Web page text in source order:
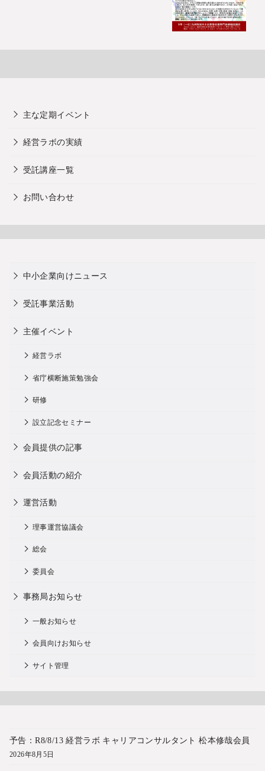
主な定期イベント
経営ラボの実績
受託講座一覧
お問い合わせ
中小企業向けニュース
受託事業活動
主催イベント
経営ラボ
省庁横断施策勉強会
研修
設立記念セミナー
会員提供の記事
会員活動の紹介
運営活動
理事運営協議会
総会
委員会
事務局お知らせ
一般お知らせ
会員向けお知らせ
サイト管理
予告：R8/8/13 経営ラボ キャリアコンサルタント 松本修哉会員
2026年8月5日